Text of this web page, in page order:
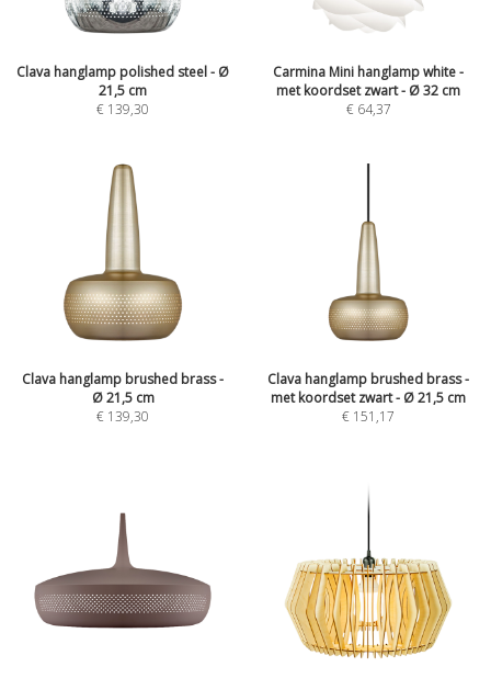
Clava hanglamp polished steel - Ø
21,5 cm
€ 139,30
Carmina Mini hanglamp white -
met koordset zwart - Ø 32 cm
€ 64,37
Clava hanglamp brushed brass -
Ø 21,5 cm
€ 139,30
Clava hanglamp brushed brass -
met koordset zwart - Ø 21,5 cm
€ 151,17